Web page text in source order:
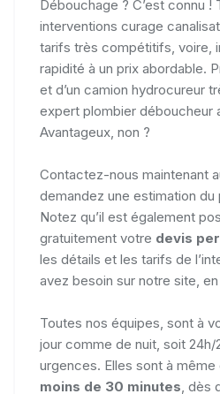
Débouchage ? C’est connu !
interventions curage
tarifs très compétitifs, voire,
rapidité à un prix abordable.
et d’un camion hydrocureur
expert plombier déboucheur
Avantageux, non ?
Contactez-nous maintenant
demandez une estimation du
Notez qu’il est également
gratuitement votre devis
les détails et les tarifs de
avez besoin sur notre site,
Toutes nos équipes, sont à
jour comme de nuit, soit
urgences. Elles sont à même
moins de 30 minutes, dès